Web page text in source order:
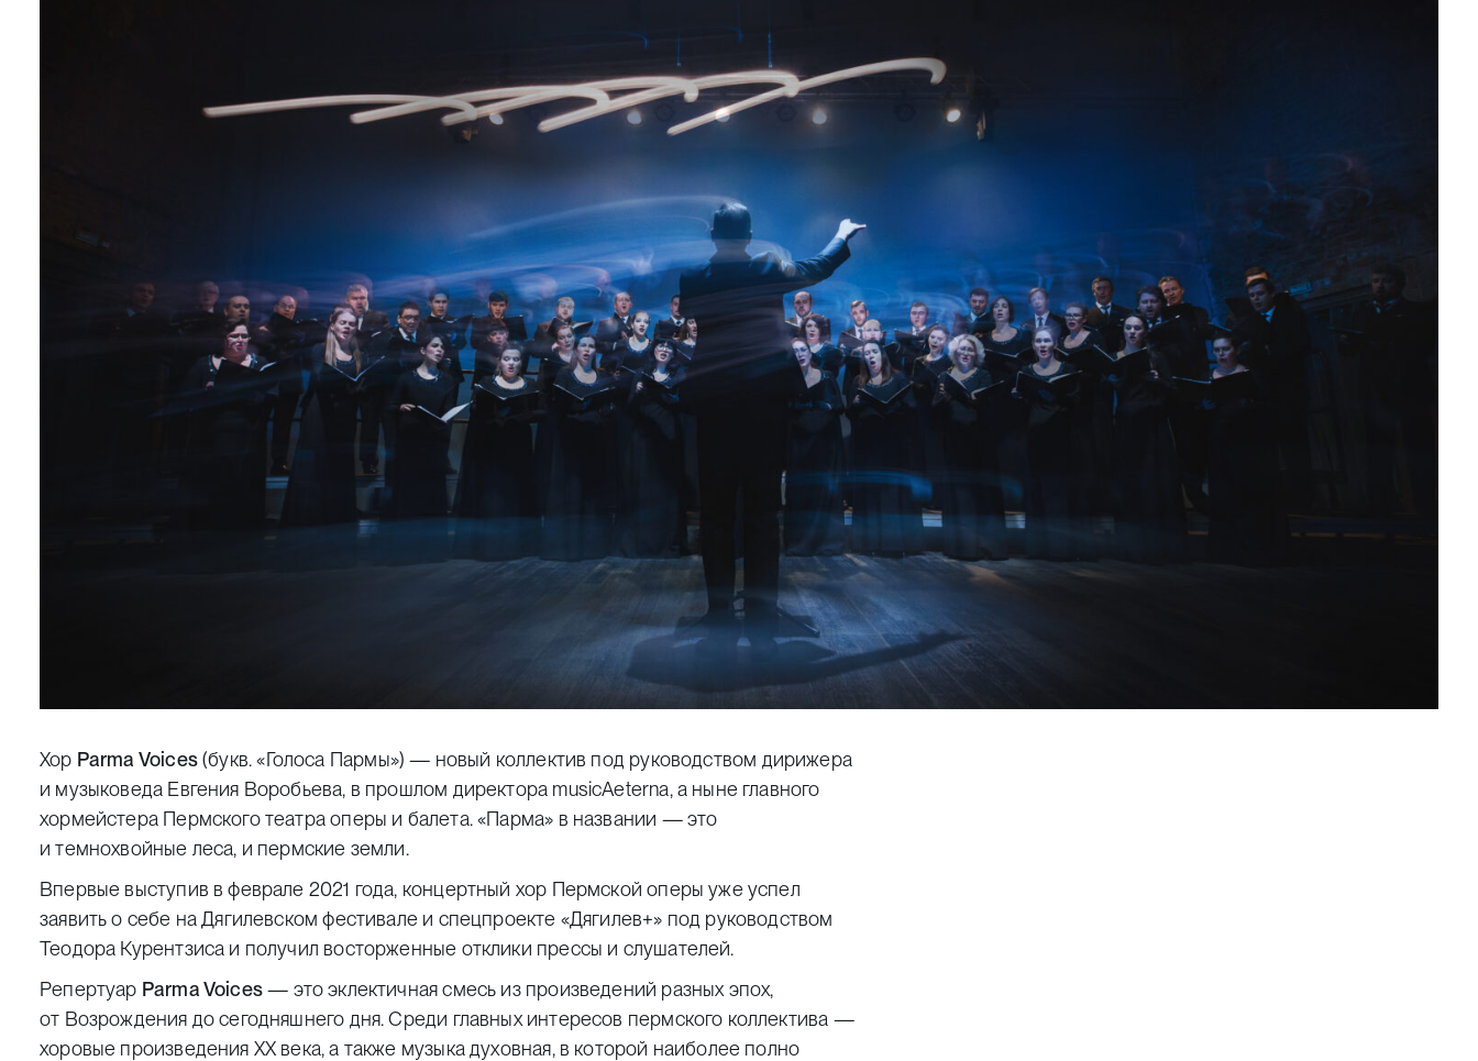
Хор Parma Voices(букв. «Голоса Пармы») — новый коллектив под руководством дирижера
и музыковеда Евгения Воробьева, в прошлом директора musicAeterna, а ныне главного
хормейстера Пермского театра оперы и балета. «Парма» в названии — это
и темнохвойные леса, и пермские земли.
Впервые выступив в феврале 2021 года, концертный хор Пермской оперы уже успел
заявить о себе на Дягилевском фестивале и спецпроекте «Дягилев+» под руководством
Теодора Курентзиса и получил восторженные отклики прессы и слушателей.
Репертуар Parma Voices— это эклектичная смесь из произведений разных эпох,
от Возрождения до сегодняшнего дня. Среди главных интересов пермского коллектива —
хоровые произведения XX века, а также музыка духовная, в которой наиболее полно